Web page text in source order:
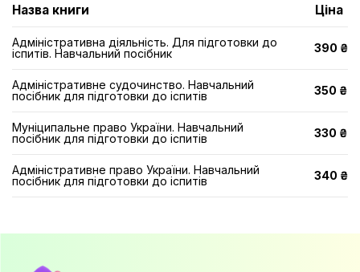
Назва книги Ціна
Адміністративна діяльність. Для підготовки до
іспитів. Навчальний поcібник
390 ₴
Адміністративне судочинство. Навчальний
посібник для підготовки до іспитів
350 ₴
Муніципальне право України. Навчальний
посібник для підготовки до іспитів
330 ₴
Адміністративне право України. Навчальний
посібник для підготовки до іспитів
340 ₴